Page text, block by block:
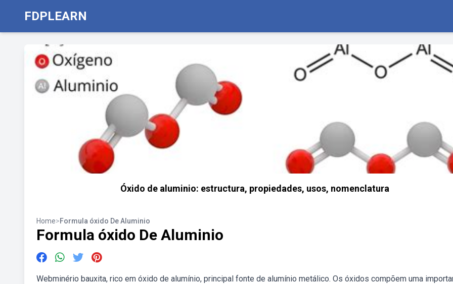
FDPLEARN
Óxido de aluminio: estructura, propiedades, usos, nomenclatura
Home>Formula óxido De Aluminio
Formula óxido De Aluminio
Webminério bauxita, rico em óxido de alumínio, principal fonte de alumínio metálico. Os óxidos compõem uma